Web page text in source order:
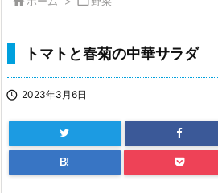
トマトと春菊の中華サラダ
 2023年3月6日
B!